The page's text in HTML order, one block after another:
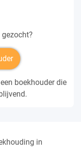
boekhouder die
in